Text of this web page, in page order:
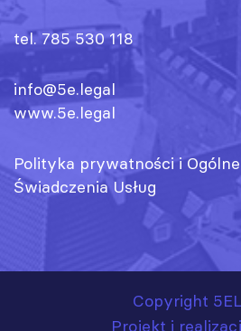
tel. 785 530 118
info@5e.legal
www.5e.legal
Polityka prywatnościi
Świadczenia Usług
Copyright
Projekt i